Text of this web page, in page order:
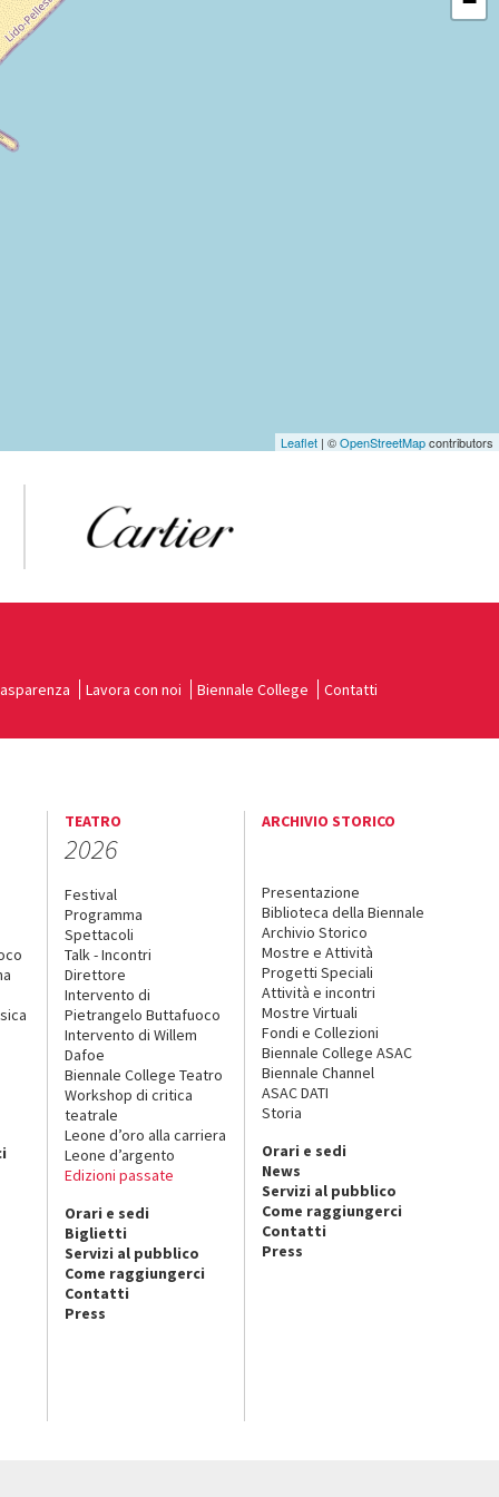
Leaflet | ©OpenStreetMapcontributors
Lavora con noi Biennale College Contatti
TEATRO
2026
Festival
Programma
Spettacoli
Talk - Incontri
Direttore
Intervento di
Pietrangelo Buttafuoco
Intervento di Willem
Dafoe
Biennale College Teatro
Workshop di critica
teatrale
Leone d’oro alla carriera
Leone d’argento
Edizioni passate
Orari e sedi
Biglietti
Servizi al pubblico
Come raggiungerci
Contatti
Press
ARCHIVIO STORICO
Presentazione
Biblioteca della Biennale
Archivio Storico
Mostre e Attività
Progetti Speciali
Attività e incontri
Mostre Virtuali
Fondi e Collezioni
Biennale College ASAC
Biennale Channel
ASAC DATI
Storia
Orari e sedi
News
Servizi al pubblico
Come raggiungerci
Contatti
Press